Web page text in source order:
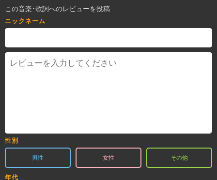
この音楽･歌詞へのレビューを投稿
ニックネーム
性別
男性 女性 その他
年代